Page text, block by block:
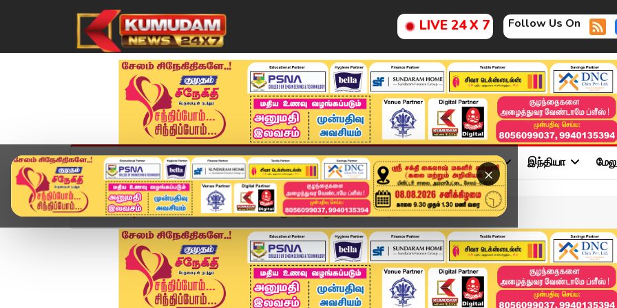
LIVE 24 X 7 Follow Us On
×
முகப்பு விளையாட்டு அண்மை தமிழ்நாடு சினிமா அரசியல் விளையாட்டு இந்தியா
Home வீடியோ ஸ்டோரி கொடைக்கானலில் குவிந்த சுற்றுலா பயணிகள் | Kodaik...